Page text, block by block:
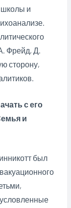
школы и
Фрейд, Д.
сторону,
с его
и
был